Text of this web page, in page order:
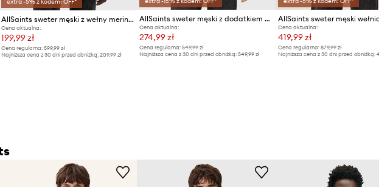
extra -5% z kodem: OFF*
AllSaints sweter męski z wełny merino
Cena aktualna:
199,99 zł
Cena regularna:599,99 zł
Najniższa cena z 30 dni przed obniżką:209,99 zł
AllSaints sweter męski z dodatkiem wełny
Cena aktualna:
274,99 zł
Cena regularna: 549,99 zł
Najniższa cena z 30 dni przed obniżką: 549,99 zł
Cena aktualna:
419,99 zł
Cena regularna: 879,99 zł
Najniższa cena z 30 dni przed obniżką: